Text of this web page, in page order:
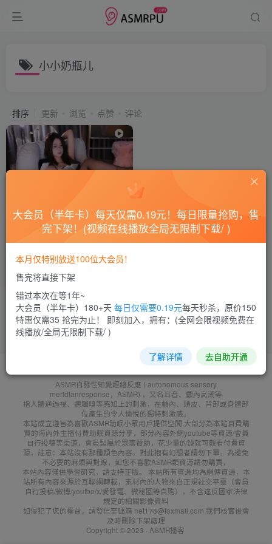
小小奶瓶儿
排序 更新 浏览 点赞 评论
RE #小小奶瓶儿 表哥
会员专属 国内ASMR
菜需捆
聯系客服
ASMR自發性知覺經絡反應 ( autonomous sensory
meridianresponse，ASMR) ，又名耳音、顱內高潮等
指人體通過視、聽觸嗅等感知上的刺激，在顱內、頭皮、背部或身體部
位產生的令人愉悅的獨特刺激感。
本站成立遵旨為喜歡ASMR助眠小眾用戶提供空間,大部分為本站自費購
買的海內外主播付費助眠資源分享，部分內容外網youtube等資源/會員
自行投稿等渠道，會員製屬於眾籌贊助，花少量的錢就可觀看付費資
源，註意：本站沒有那種顏色內容。對此抱有幻想者請勿下單。為避免
不必要的麻煩與對線，如您不喜歡ASMR類資源請勿購買，
本站內容僅供學習研究，請支持正版。 本站所有資源均為網傳資源，本
站所有內容來源於互聯網轉載，素材內的人物來自正規社交平臺（會員
自行投稿/微博/youtbe/x/愛發電、微秘圈等自购），不含違反國家法律
規定的相關影像資料
如侵犯了您的權益，請發信至郵箱 net178@foxmail.com 我們核實後會
及時刪除下架處理
Copyright © 2023 · ASMR播客
大会员（半年卡）每天仅需0.19元！每日限量抢购，售
完下架！(视频在线播放全局无限制下载/ )
本月仅特别放送100位大会员！
售完将直接下架
错过本次在等1年~
大会员（半年卡）180+天 每日仅需要0.19元每天秒杀，原价150
特惠仅需35 抢完为止！ 即刻加入，拥有：(全网会限视频免费在
线播放/全局无限制下载/ )
了解详情 去自助开通